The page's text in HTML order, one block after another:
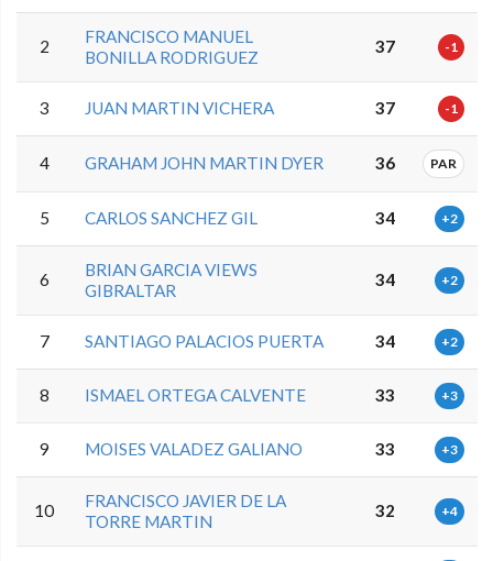
2
FRANCISCO MANUEL
BONILLA RODRIGUEZ
37 -1
3 JUAN MARTIN VICHERA 37 -1
4 GRAHAM JOHN MARTIN DYER 36 PAR
5 CARLOS SANCHEZ GIL 34 +2
6
BRIAN GARCIA VIEWS
GIBRALTAR
34 +2
7 SANTIAGO PALACIOS PUERTA 34 +2
8 ISMAEL ORTEGA CALVENTE 33 +3
9 MOISES VALADEZ GALIANO 33 +3
10
FRANCISCO JAVIER DE LA
TORRE MARTIN
32 +4